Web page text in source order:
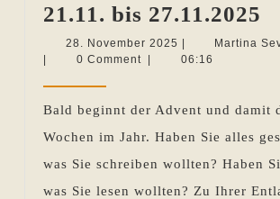
21.11. bis 27.11.2025
28. November 2025 28.
November
Martina
0 Comment 06:16
Bald beginnt der Advent und damit
Wochen im Jahr. Haben Sie alles
was Sie schreiben wollten? Haben
was Sie lesen wollten? Zu Ihrer